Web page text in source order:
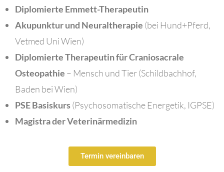
Diplomierte Emmett-Therapeutin
Akupunktur und Neuraltherapie (bei Hund+Pferd,
Vetmed Uni Wien)
Diplomierte Therapeutin für Craniosacrale
Osteopathie – Mensch und Tier (Schildbachhof,
Baden bei Wien)
PSE Basiskurs(Psychosomatische Energetik, IGPSE)
Magistra der Veterinärmedizin
Termin vereinbaren